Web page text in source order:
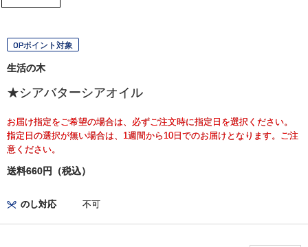
OPポイント対象
生活の木
★シアバターシアオイル
お届け指定をご希望の場合は、必ずご注文時に指定日を選択ください。
指定日の選択が無い場合は、1週間から10日でのお届けとなります。ご注
意ください。
送料660円（税込）
のし対応 不可